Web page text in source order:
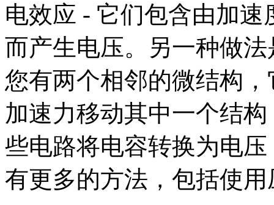
电效应 - 它们包含由加
而产生电压。另一种做
您有两个相邻的微结构
加速力移动其中一个结
些电路将电容转换为电
有更多的方法，包括使